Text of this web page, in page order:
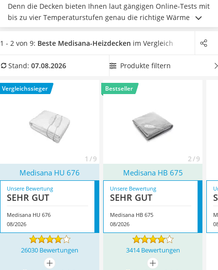
Magnesiumpräparat
Katzenklappe
Nackenmassagegerät
Zeckenschutz Katze
Philips-Sonicare-Zahnbürste
Mineralfutter Pferd
Massagegerät
Denn die Decken bieten Ihnen laut gängigen Online-Tests mit
bis zu vier Temperaturstufen genau die richtige Wärme für
Sie. Damit Sie während der Benutzung der Decke vollkommen
entspannen können,schaltet sich die Heizdeckedank der
unserer Vergleichstabelle eine mit OEKO-TEX Standard
garantiert frei von Schadstoffen ist. Überzeugt hat uns hier
im August 2026 besonders das ModellMedisana HU 676
1 - 2 von 9: Beste Medisana-Heizdecken im Vergleich
Stand: 07.08.2026 Produkte filtern
Vergleichssieger
1 / 9
Bestseller
2 / 9
Medisana HU 676 Medisana HB 675
Unsere Bewertung
SEHR GUT
Medisana HU 676
08/2026
Unsere Bewertung
SEHR GUT
Medisana HB 675
08/2026
26030 Bewertungen 3414 Bewertungen
mehr anzeigen
mehr anzeigen